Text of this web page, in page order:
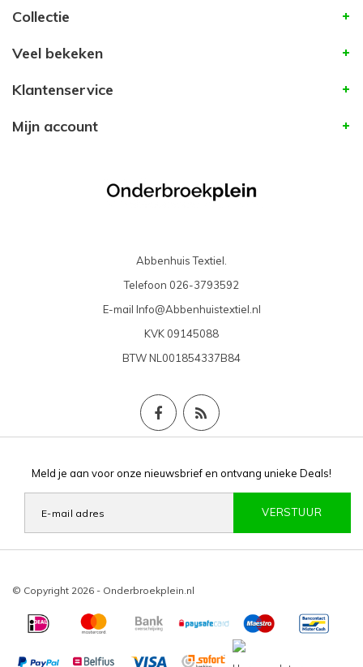
Collectie
Veel bekeken
Klantenservice
Mijn account
Abbenhuis Textiel.
Telefoon 026-3793592
E-mail Info@Abbenhuistextiel.nl
KVK 09145088
BTWNL001854337B84
Meld je aan voor onze nieuwsbrief en ontvang unieke Deals!
VERSTUUR
© Copyright 2026 - Onderbroekplein.nl